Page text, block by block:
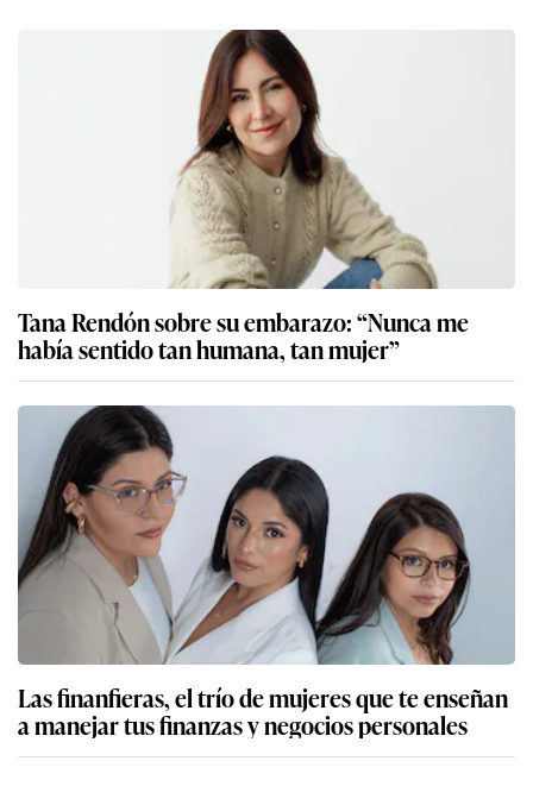
Tana Rendón sobre su embarazo: “Nunca me
había sentido tan humana, tan mujer”
Las finanfieras, el trío de mujeres que te enseñan
a manejar tus finanzas y negocios personales